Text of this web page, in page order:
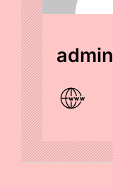
admin